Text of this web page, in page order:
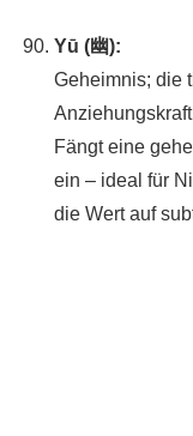
Yū (幽):
Geheimnis; die
Fängt eine
ein – ideal für
die Wert auf